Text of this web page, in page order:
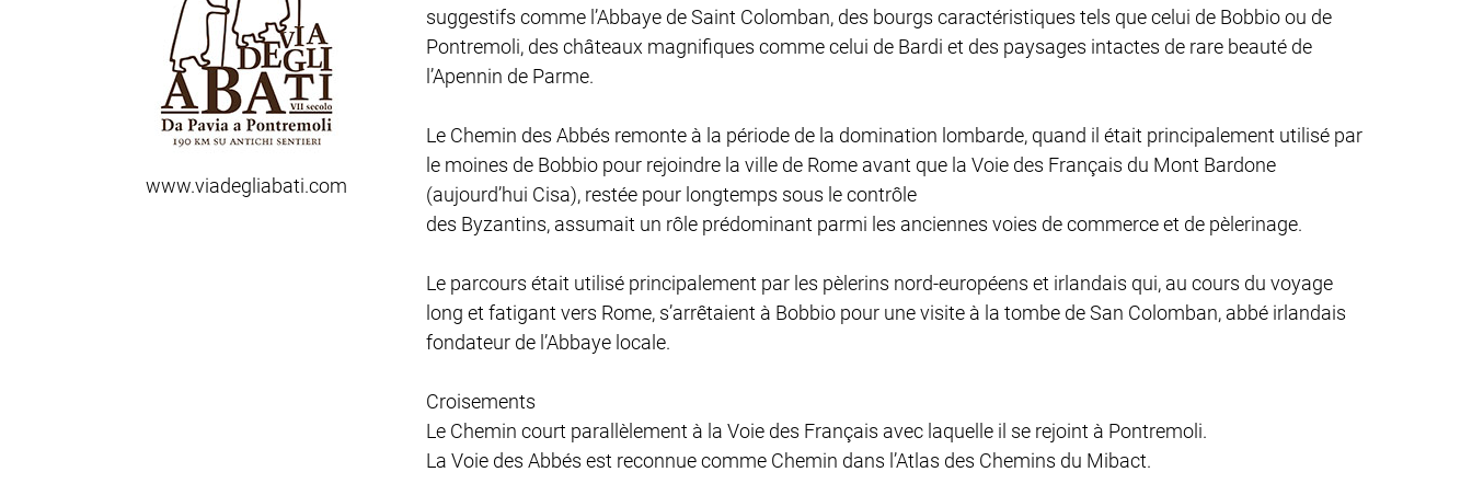
www.viadegliabati.com
suggestifs comme l’Abbaye de Saint Colomban, des bourgs caractéristiques tels que celui de Bobbio ou de
Pontremoli, des châteaux magnifiques comme celui de Bardi et des paysages intactes de rare beauté de
l’Apennin de Parme.
Le Chemin des Abbés remonte à la période de la domination lombarde, quand il était principalement utilisé par
le moines de Bobbio pour rejoindre la ville de Rome avant que la Voie des Français du Mont Bardone
(aujourd’hui Cisa), restée pour longtemps sous le contrôle
des Byzantins, assumait un rôle prédominant parmi les anciennes voies de commerce et de pèlerinage.
Le parcours était utilisé principalement par les pèlerins nord-européens et irlandais qui, au cours du voyage
long et fatigant vers Rome, s’arrêtaient à Bobbio pour une visite à la tombe de San Colomban, abbé irlandais
fondateur de l’Abbaye locale.
Croisements
Le Chemin court parallèlement à la Voie des Français avec laquelle il se rejoint à Pontremoli.
La Voie des Abbés est reconnue comme Chemin dans l’Atlas des Chemins du Mibact.